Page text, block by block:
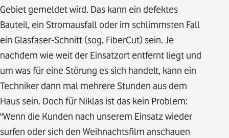
Gebiet gemeldet wird. Das kann ein defektes
Bauteil, ein Stromausfall oder im schlimmsten Fall
ein Glasfaser-Schnitt (sog. FiberCut) sein. Je
nachdem wie weit der Einsatzort entfernt liegt und
um was für eine Störung es sich handelt, kann ein
Techniker dann mal mehrere Stunden aus dem
Haus sein. Doch für Niklas ist das kein Problem:
"Wenn die Kunden nach unserem Einsatz wieder
surfen oder sich den Weihnachtsfilm anschauen